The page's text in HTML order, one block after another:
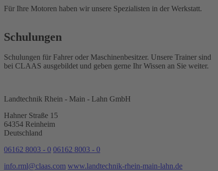
Für Ihre Motoren haben wir unsere Spezialisten in der Werkstatt.
Schulungen
Schulungen für Fahrer oder Maschinenbesitzer. Unsere Trainer sind
bei CLAAS ausgebildet und geben gerne Ihr Wissen an Sie weiter.
Landtechnik Rhein - Main - Lahn GmbH
Hahner Straße 15
64354 Reinheim
Deutschland
06162 8003 - 0 06162 8003 - 0
info.rml@claas.com www.landtechnik-rhein-main-lahn.de